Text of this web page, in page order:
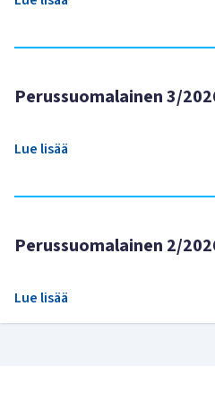
Perussuomalainen 3/
Lue lisää
Perussuomalainen 2/
Lue lisää